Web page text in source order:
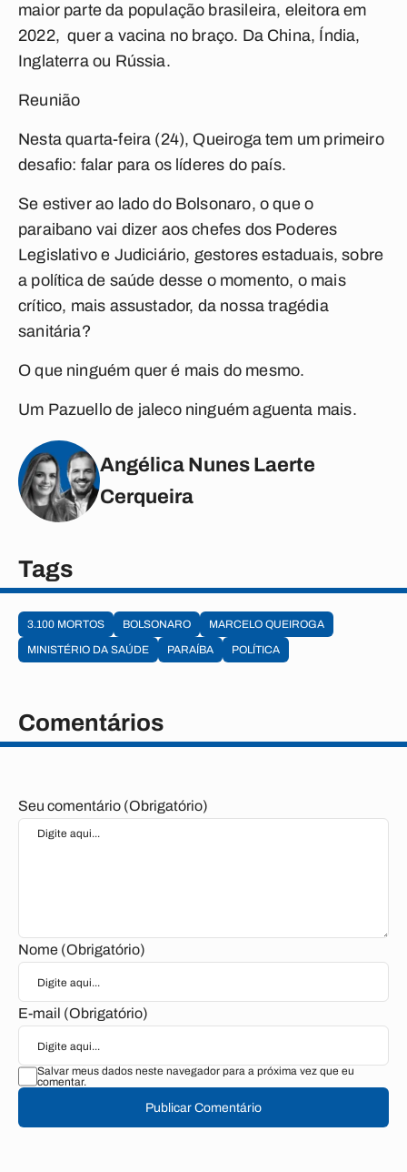
maior parte da população brasileira, eleitora em
2022, quer a vacina no braço. Da China, Índia,
Inglaterra ou Rússia.
Reunião
Nesta quarta-feira (24), Queiroga tem um primeiro
desafio: falar para os líderes do país.
Se estiver ao lado do Bolsonaro, o que o
paraibano vai dizer aos chefes dos Poderes
Legislativo e Judiciário, gestores estaduais, sobre
a política de saúde desse o momento, o mais
crítico, mais assustador, da nossa tragédia
sanitária?
O que ninguém quer é mais do mesmo.
Um Pazuello de jaleco ninguém aguenta mais.
Angélica Nunes Laerte
Cerqueira
Tags
3.100 MORTOS BOLSONARO
MARCELO QUEIROGA
MINISTÉRIO DA SAÚDE
PARAÍBA POLÍTICA
Comentários
Seu comentário (Obrigatório)
Nome (Obrigatório)
E-mail (Obrigatório)
Salvar meus dados neste navegador para a próxima vez que eu
comentar.
Publicar Comentário